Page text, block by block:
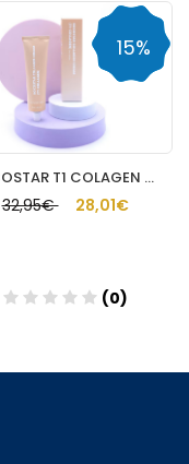
KOCOSTAR T1 COLAGEN CREAM GENTLEFILM POWDER 6
32,95€ 28,01€
15%
(0)